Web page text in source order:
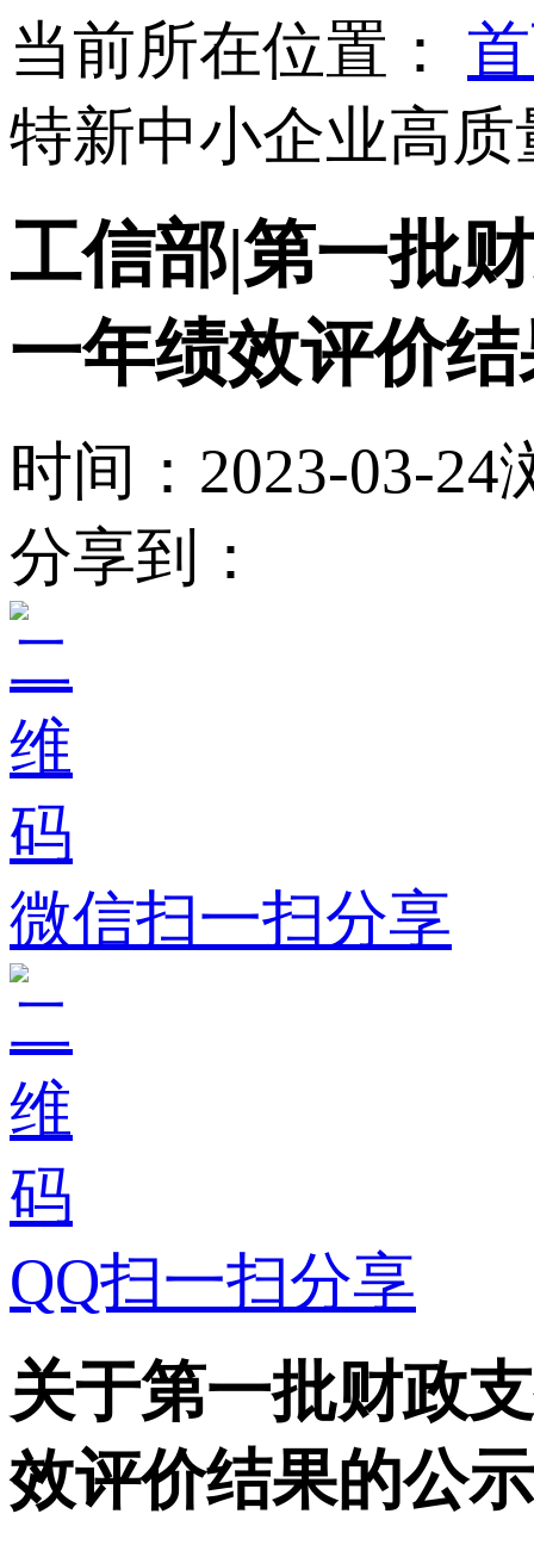
当前所在位置：
特新中小企业高
工信部|第一批
一年绩效评价
时间：2023-03-24
分享到：
微信扫一扫分享
QQ扫一扫分享
关于第一批财政
效评价结果的公示